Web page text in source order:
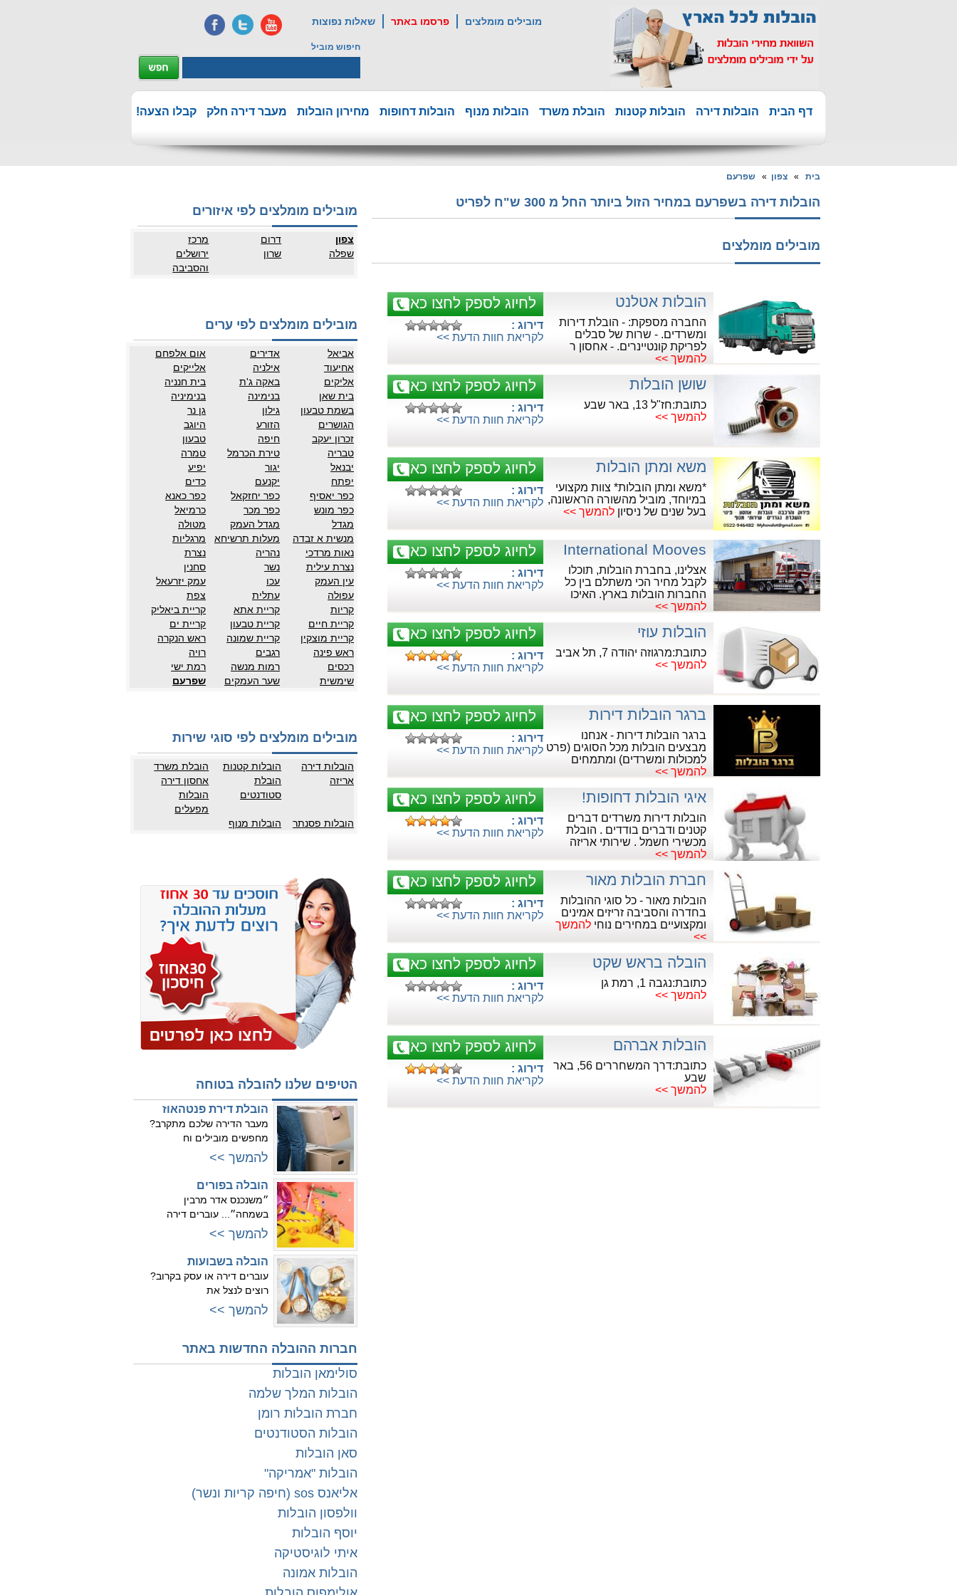
מובילים מומלצים פרסמו באתר שאלות נפוצות
חיפוש מוביל
דף הבית הובלות דירה הובלות קטנות הובלת משרד הובלות מנוף הובלות דחופות מחירון הובלות מעבר דירה חלק קבלו הצעה!
בית » צפון » שפרעם
הובלות דירה בשפרעם במחיר הזול ביותר החל מ 300 ש"ח לפריט
מובילים מומלצים
הובלות אטלנט לחיוג לספק לחצו כאן
החברה מספקת: - הובלת דירות
ומשרדים. - שרות של סבלים
לפריקת קונטיינרים. - אחסון ר
להמשך >>
דירוג :
לקריאת חוות הדעת >>
שושן הובלות לחיוג לספק לחצו כאן
כתובת:חז"ל 13, באר שבע
להמשך >>
דירוג :
לקריאת חוות הדעת >>
משא ומתן הובלות לחיוג לספק לחצו כאן
*משא ומתן הובלות* צוות מקצועי
במיוחד, מוביל מהשורה הראשונה,
בעל שנים של ניסיון להמשך >>
דירוג :
לקריאת חוות הדעת >>
International Mooves לחיוג לספק לחצו כאן
אצלינו, בחברת הובלות, תוכלו
לקבל מחיר הכי משתלם בין כל
החברות הובלות בארץ. האיכו
להמשך >>
דירוג :
לקריאת חוות הדעת >>
הובלות עוזי לחיוג לספק לחצו כאן
כתובת:מרגוזה יהודה 7, תל אביב
להמשך >>
דירוג :
לקריאת חוות הדעת >>
ברגר הובלות דירות לחיוג לספק לחצו כאן
ברגר הובלות דירות - אנחנו
מבצעים הובלות מכל הסוגים (פרט
למכולות ומשרדים) ומתמחים
להמשך >>
דירוג :
לקריאת חוות הדעת >>
איגי הובלות דחופות! לחיוג לספק לחצו כאן
הובלות דירות משרדים דברים
קטנים ודברים בודדים . הובלת
מכשירי חשמל . שירותי אריזה
להמשך >>
דירוג :
לקריאת חוות הדעת >>
חברת הובלות מאור לחיוג לספק לחצו כאן
הובלות מאור - כל סוגי ההובלות
בחדרה והסביבה זריזים אמינים
ומקצועיים במחירים נוחי להמשך
>>
דירוג :
לקריאת חוות הדעת >>
הובלה בראש שקט לחיוג לספק לחצו כאן
כתובת:נגבה 1, רמת גן
להמשך >>
דירוג :
לקריאת חוות הדעת >>
הובלות אברהם לחיוג לספק לחצו כאן
כתובת:דרך המשחררים 56, באר
שבע
להמשך >>
דירוג :
לקריאת חוות הדעת >>
מובילים מומלצים לפי איזורים
צפון דרום
מרכז
שפלה
שרון
ירושלים
והסביבה
מובילים מומלצים לפי ערים
אביאל אדירים
אום אלפחם
אחיעוד
אילניה
אלייקים
אליקים
באקה ג'ת
בית חנניה
בית שאן
בנימינה
בנימיניה
בשמת טבעון
גילון
גן נר
הגושרים
הזורע
היוגב
זכרון יעקב
חיפה
טבעון
טבריה
טירת הכרמל
טמרה
יבנאל
יגור
יפיע
יפתח
יקנעם
כדים
כפר יאסיף
כפר יחזקאל
כפר כאנא
כפר מונש
כפר מכר
כרמיאל
מגדל
מגדל העמק
מטולה
מנשית א זבדה
מעלות תרשיחא
מרגליות
נאות מרדכי
נהריה
נצרת
נצרת עילית
נשר
סחנין
עין העמק
עכו
עמק יזרעאל
עפולה
עתלית
צפת
קריות
קריית אתא
קריית ביאליק
קריית חיים
קריית טבעון
קריית ים
קריית מוצקין
קריית שמונה
ראש הנקרה
ראש פינה
רגבים
רויה
רכסים
רמות מנשה
רמת ישי
שימשית
שער העמקים שפרעם
מובילים מומלצים לפי סוגי שירות
הובלות דירה הובלות קטנות
הובלת משרד
אריזה
הובלת
סטודנטים
אחסון דירה
הובלות
מפעלים
הובלות פסנתר
הובלות מנוף
הטיפים שלנו להובלה בטוחה
הובלת דירת פנטהאוז
מעבר הדירה שלכם מתקרב?
מחפשים מובילים וח
להמשך >>
הובלה בפורים
״משנכנס אדר מרבין
בשמחה״... עוברים דירה
להמשך >>
הובלה בשבועות
עוברים דירה או עסק בקרוב?
רוצים לנצל את
להמשך >>
חברות ההובלה החדשות באתר
סולימאן הובלות
הובלות המלך שלמה
חברת הובלות רומן
הובלות הסטודנטים
סאן הובלות
הובלות "אמריקה"
אליאנס sos (חיפה קריות ונשר)
וולפסון הובלות
יוסף הובלות
איתי לוגיסטיקה
הובלות אמונה